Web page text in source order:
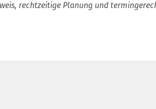
rechtzeitige Planung und